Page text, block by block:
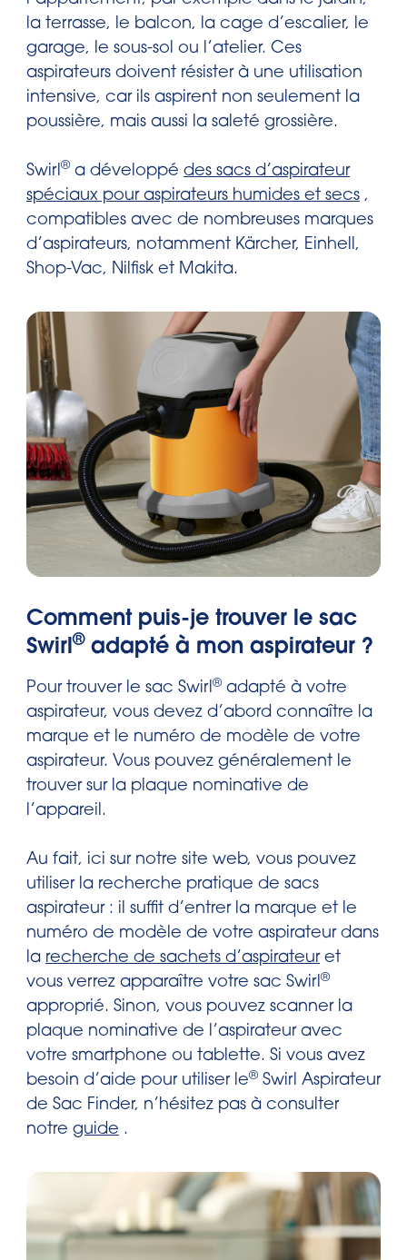
la terrasse, le balcon, la cage d’escalier, le
garage, le sous-sol ou l’atelier. Ces
aspirateurs doivent résister à une utilisation
intensive, car ils aspirent non seulement la
poussière, mais aussi la saleté grossière.
Swirl® a développé des sacs d’aspirateur
spéciaux pour aspirateurs humides et secs ,
compatibles avec de nombreuses marques
d’aspirateurs, notamment Kärcher, Einhell,
Shop-Vac, Nilfisk et Makita.
Comment puis-je trouver le sac
Swirl®adapté à mon aspirateur ?
Pour trouver le sac Swirl®adapté à votre
aspirateur, vous devez d’abord connaître la
marque et le numéro de modèle de votre
aspirateur. Vous pouvez généralement le
trouver sur la plaque nominative de
l’appareil.
Au fait, ici sur notre site web, vous pouvez
utiliser la recherche pratique de sacs
aspirateur : il suffit d’entrer la marque et le
numéro de modèle de votre aspirateur dans
la recherche de sachets d’aspirateuret
vous verrez apparaître votre sac Swirl®
approprié. Sinon, vous pouvez scanner la
plaque nominative de l’aspirateur avec
votre smartphone ou tablette. Si vous avez
besoin d’aide pour utiliser le®Swirl Aspirateur
de Sac Finder, n’hésitez pas à consulter
notre guide .